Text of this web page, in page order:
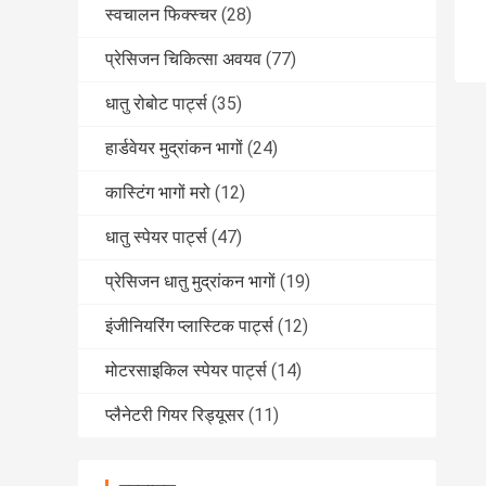
स्वचालन फिक्स्चर (28)
प्रेसिजन चिकित्सा अवयव (77)
धातु रोबोट पार्ट्स (35)
हार्डवेयर मुद्रांकन भागों (24)
कास्टिंग भागों मरो (12)
धातु स्पेयर पार्ट्स (47)
प्रेसिजन धातु मुद्रांकन भागों (19)
इंजीनियरिंग प्लास्टिक पार्ट्स (12)
मोटरसाइकिल स्पेयर पार्ट्स (14)
प्लैनेटरी गियर रिड्यूसर (11)